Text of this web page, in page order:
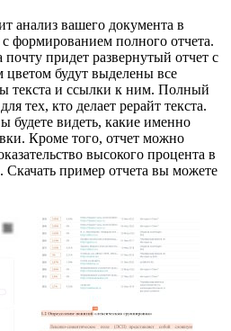
анализ вашего документа в
формированием полного отчета.
придет развернутый отчет с
будут выделены все
текста и ссылки к ним. Полный
тех, кто делает рерайт текста.
будете видеть, какие именно
Кроме того, отчет можно
высокого процента в
Скачать пример отчета вы можете